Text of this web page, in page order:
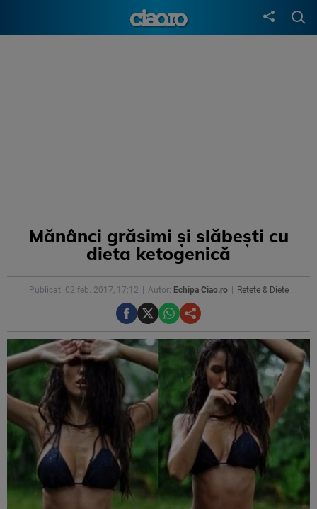
Mănânci grăsimi și slăbești cu
dieta ketogenică
Publicat: 02 feb. 2017, 17:12 Autor: Echipa Ciao.ro Retete & Diete